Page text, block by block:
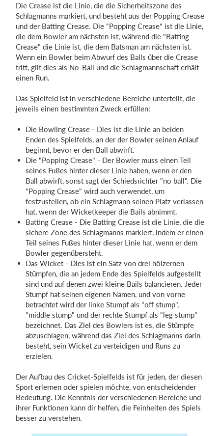
Die Crease ist die Linie, die die Sicherheitszone des
Schlagmanns markiert, und besteht aus der Popping Crease
und der Batting Crease. Die "Popping Crease" ist die Linie,
die dem Bowler am nächsten ist, während die "Batting
Crease" die Linie ist, die dem Batsman am nächsten ist.
Wenn ein Bowler beim Abwurf des Balls über die Crease
tritt, gilt dies als No-Ball und die Schlagmannschaft erhält
einen Run.
Das Spielfeld ist in verschiedene Bereiche unterteilt, die
jeweils einen bestimmten Zweck erfüllen:
Die Bowling Crease - Dies ist die Linie an beiden
Enden des Spielfelds, an der der Bowler seinen Anlauf
beginnt, bevor er den Ball abwirft.
Die "Popping Crease" - Der Bowler muss einen Teil
seines Fußes hinter dieser Linie haben, wenn er den
Ball abwirft, sonst sagt der Schiedsrichter "no ball". Die
"Popping Crease" wird auch verwendet, um
festzustellen, ob ein Schlagmann seinen Platz verlassen
hat, wenn der Wicketkeeper die Bails abnimmt.
Batting Crease - Die Batting Crease ist die Linie, die die
sichere Zone des Schlagmanns markiert, indem er einen
Teil seines Fußes hinter dieser Linie hat, wenn er dem
Bowler gegenübersteht.
Das Wicket - Dies ist ein Satz von drei hölzernen
Stümpfen, die an jedem Ende des Spielfelds aufgestellt
sind und auf denen zwei kleine Bails balancieren. Jeder
Stumpf hat seinen eigenen Namen, und von vorne
betrachtet wird der linke Stumpf als "off stump",
"middle stump" und der rechte Stumpf als "leg stump"
bezeichnet. Das Ziel des Bowlers ist es, die Stümpfe
abzuschlagen, während das Ziel des Schlagmanns darin
besteht, sein Wicket zu verteidigen und Runs zu
erzielen.
Der Aufbau des Cricket-Spielfelds ist für jeden, der diesen
Sport erlernen oder spielen möchte, von entscheidender
Bedeutung. Die Kenntnis der verschiedenen Bereiche und
ihrer Funktionen kann dir helfen, die Feinheiten des Spiels
besser zu verstehen.